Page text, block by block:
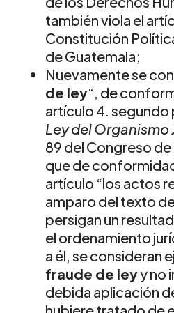
también viola el
Constitución
de Guatemala;
Nuevamente se
de ley“, de
artículo 4. segundo
Ley del Organismo
89 del Congreso de
que de
artículo “los actos
amparo del texto
persigan un
el ordenamiento
a él, se consideran
fraude de leyy no
debida aplicación